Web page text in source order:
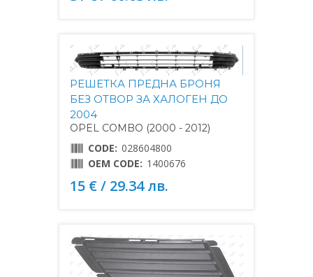
РЕШЕТКА ПРЕДНА БРОНЯ
БЕЗ ОТВОР ЗА ХАЛОГЕН ДО
2004
OPEL COMBO (2000 - 2012)
CODE: 028604800
OEM CODE: 1400676
15 € / 29.34 лв.